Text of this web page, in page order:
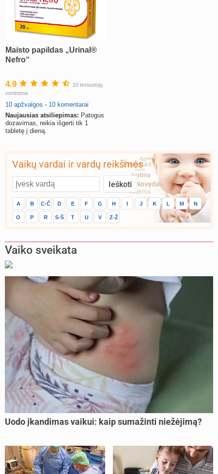
Maisto papildas „Urinal®
Nefro“
4.9
10 testuotojų
vertinimai
10 apžvalgos - 10 komentarai
Naujausias atsiliepimas: Patogus
dozavimas, reikia išgerti tik 1
tabletę į dieną.
Vaikų vardai ir vardų reikšmės
A B C-Č D E F G H I J K L M N
O P R S-Š T U V Z-Ž
Vaiko sveikata
Uodo įkandimas vaikui: kaip sumažinti niežėjimą?